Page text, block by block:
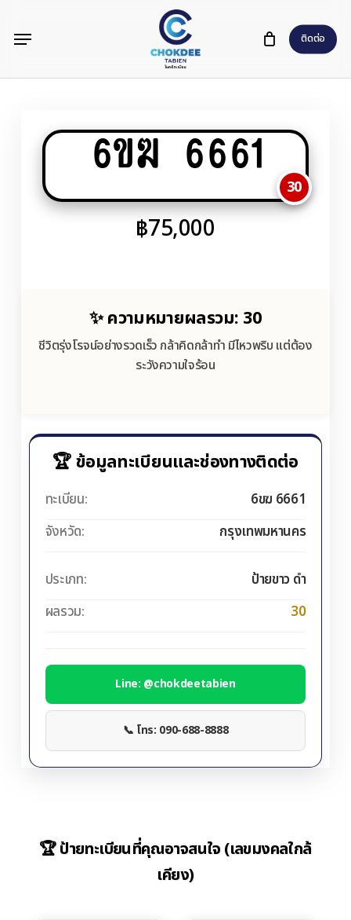
content
ติดต่อ
Menu
6ขฆ 6661
30
฿75,000
✨ ความหมายผลรวม: 30
ชีวิตรุ่งโรจน์อย่างรวดเร็ว กล้าคิดกล้าทำ มีไหวพริบ แต่ต้อง
ระวังความใจร้อน
🏆 ข้อมูลทะเบียนและช่องทางติดต่อ
ทะเบียน:
6ขฆ 6661
จังหวัด:
กรุงเทพมหานคร
ประเภท:
ป้ายขาว ดำ
ผลรวม:
30
Line: @chokdeetabien
📞 โทร: 090-688-8888
🏆 ป้ายทะเบียนที่คุณอาจสนใจ (เลขมงคลใกล้
เคียง)